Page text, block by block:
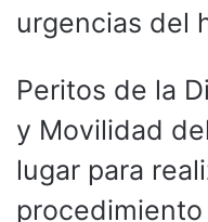
urgencias del
Peritos de la
y Movilidad
lugar para